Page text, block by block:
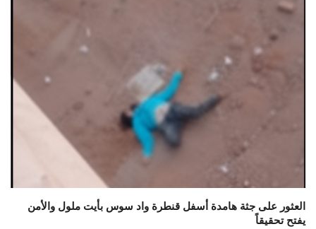
العثور على جثة هامدة أسفل قنطرة واد سوس بأيت ملول والأمن
يفتح تحقيقاً